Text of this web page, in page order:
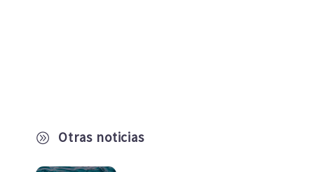
A Otras noticias